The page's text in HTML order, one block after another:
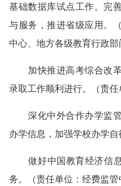
基础数据库试点工作。完
与服务，推进省级应用。
中心、地方各级教育行政部
加快推进高考综合改革
录取工作顺利进行。（责任
深化中外合作办学监管
办学信息，加强学校办学自
做好中国教育经济信息
务。（责任单位：经费监管